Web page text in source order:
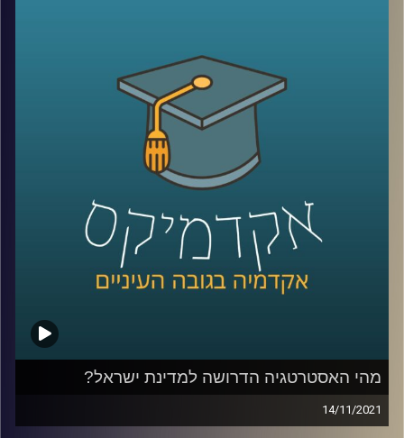
לאותן מערכות שיווק. עם זאת, במחקר שביצעה ד"ר יונת צובנר
מהמחלקה לשיווק מבית הספר אריסון למנהל עסקים, מסתבר,
לקראת סיומו של חודש נובמבר, החודש שהפך בשנים
האחרונות לחודש הקניות (ששיאו יחול ביום שישי הקרוב -
הבלאק פריידי המיוחל) בפרק זה התארחה ד"ר יונת צובנר
מאוניברסיטת רייכמן, שבמחקר משותף עם
פרופסור רום
שריפט מאוניברסיטת אינדיאנה מצאה ששיווק על סמך מוצרים
שהתלבטנו אם לקנות דווקא יפגע ברצון שלנו לרכוש.
לשיחה עם ד"ר יונת צובנר על צרנות ירוקה –לחץ כאן
לשיחה עם ד"ר יונת צובנר על השפעת שמנו על תוי פנינו –
לחץ כאן
קרדיט תמונות:AudioVersity
מהי האסטרטגיה הדרושה למדינת ישראל?
14/11/2021